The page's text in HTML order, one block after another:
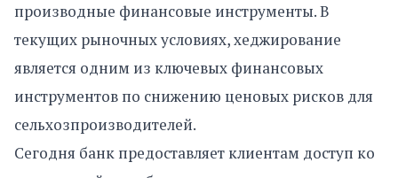
производные финансовые инструменты. В
текущих рыночных условиях, хеджирование
является одним из ключевых финансовых
инструментов по снижению ценовых рисков для
сельхозпроизводителей.
Сегодня банк предоставляет клиентам доступ ко